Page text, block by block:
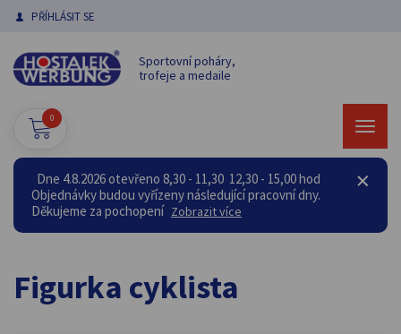
PŘÍHLÁSIT SE
Sportovní poháry,
trofeje a medaile
0
Dne 4.8.2026 otevřeno 8,30 - 11,30 12,30 - 15,00 hod
Objednávky budou vyřízeny následující pracovní dny.
Děkujeme za pochopení Zobrazit více
Figurka cyklista